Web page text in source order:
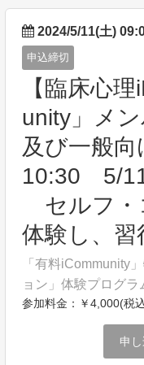
2024/5/11(土)
申込締切
【臨床心
unity」メ
及び一般向
10:30 5/
セルフ・
体験し、習
「有料iCommunity
ョン」体験プログラ
参加料金：￥4,000(税
申